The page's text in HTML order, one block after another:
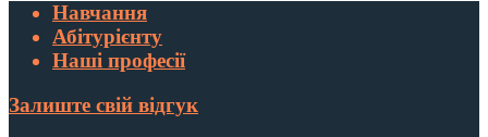
Навчання
Абітурієнту
Наші професії
Залиште свій відгук